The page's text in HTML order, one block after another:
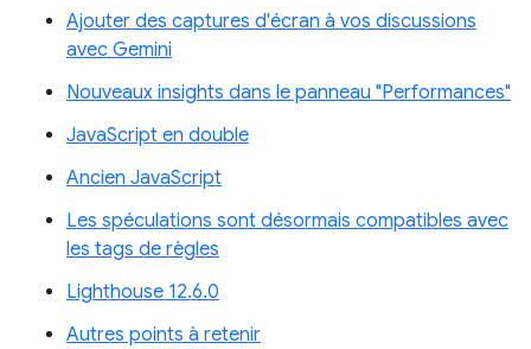
Ajouter des captures d'écran à vos discussions
avec Gemini
Nouveaux insights dans le panneau "Performances"
JavaScript en double
Ancien JavaScript
Les spéculations sont désormais compatibles avec
les tags de règles
Lighthouse 12.6.0
Autres points à retenir